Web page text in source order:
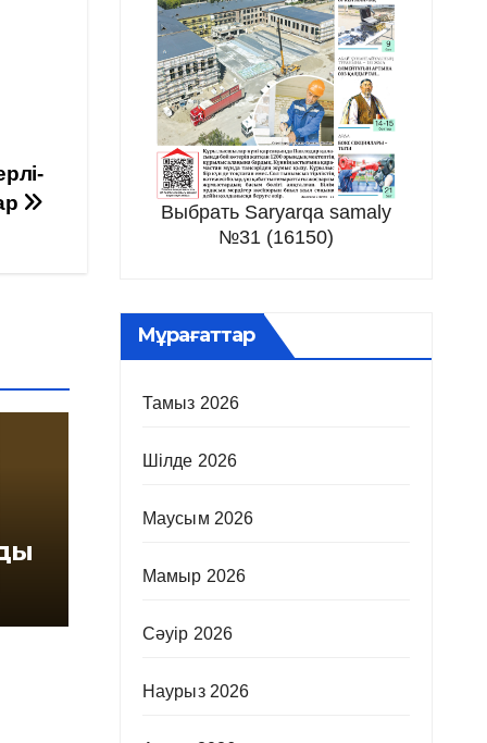
Выбрать Saryarqa samaly
№31 (16150)
Мұрағаттар
Тамыз 2026
Шілде 2026
Маусым 2026
Мамыр 2026
Сәуір 2026
Наурыз 2026